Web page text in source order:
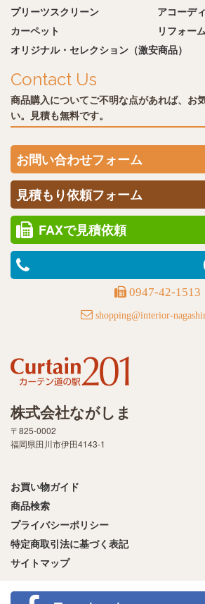
プリーツスクリーン
アコーデ
カーペット
リフォー
オリジナル・セレクション（激安商品）
Contact Us
商品購入についてご不明な点があれば、お
い。見積も無料です。
お問い合わせフォーム
見積もり依頼フォーム
FAXで見積依頼
0947-42-1513
shopping@interior-
株式会社ながしま
〒825-0002
福岡県田川市伊田4143-1
お買い物ガイド
商品検索
プライバシーポリシー
特定商取引法に基づく表記
サイトマップ